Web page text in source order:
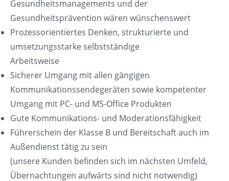
Gesundheitsmanagements und der
Gesundheitsprävention wären wünschenswert
Prozessorientiertes Denken, strukturierte und
umsetzungsstarke selbstständige
Arbeitsweise
Sicherer Umgang mit allen gängigen
Kommunikationssendegeräten sowie kompetenter
Umgang mit PC- und MS-Office Produkten
Gute Kommunikations- und Moderationsfähigkeit
Führerschein der Klasse B und Bereitschaft auch im
Außendienst tätig zu sein
(unsere Kunden befinden sich im nächsten Umfeld,
Übernachtungen aufwärts sind nicht notwendig)